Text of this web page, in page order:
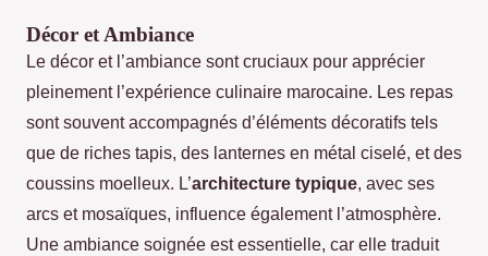
Décor et Ambiance
Le décor et l’ambiance sont cruciaux pour apprécier
pleinement l’expérience culinaire marocaine. Les repas
sont souvent accompagnés d’éléments décoratifs tels
que de riches tapis, des lanternes en métal ciselé, et des
coussins moelleux. L’architecture typique, avec ses
arcs et mosaïques, influence également l’atmosphère.
Une ambiance soignée est essentielle, car elle traduit